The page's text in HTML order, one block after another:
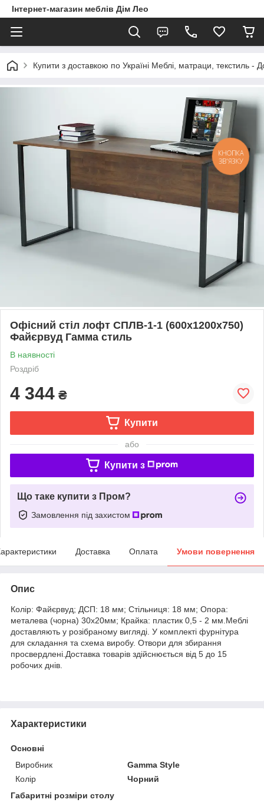
Інтернет-магазин меблів Дім Лео
Купити з доставкою по Україні Меблі, матраци, текстиль -
Офісний стіл лофт СПЛВ-1-1 (600x1200x750)
Файєрвуд Гамма стиль
В наявності
Роздріб
4 344 ₴
Купити
або
Купити з
Що таке купити з Пром?
Замовлення під захистом
Доставка Оплата Умови повернення
Опис
Колір: Файєрвуд; ДСП: 18 мм; Стільниця: 18 мм; Опора:
металева (чорна) 30х20мм; Крайка: пластик 0,5 - 2 мм.Меблі
доставляють у розібраному вигляді. У комплекті фурнітура
для складання та схема виробу. Отвори для збирання
просвердлені.Доставка товарів здійснюється від 5 до 15
робочих днів.
Характеристики
Основні
Виробник
Gamma Style
Колір
Чорний
Габаритні розміри столу
КНОПКА
ЗВ'ЯЗКУ